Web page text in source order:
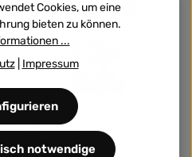
Fashion One Damen
Jeans Variantenprodukt
Größe:
L M S XL
Cookies, um eine
bieten zu können.
...
| Impressum
notwendige